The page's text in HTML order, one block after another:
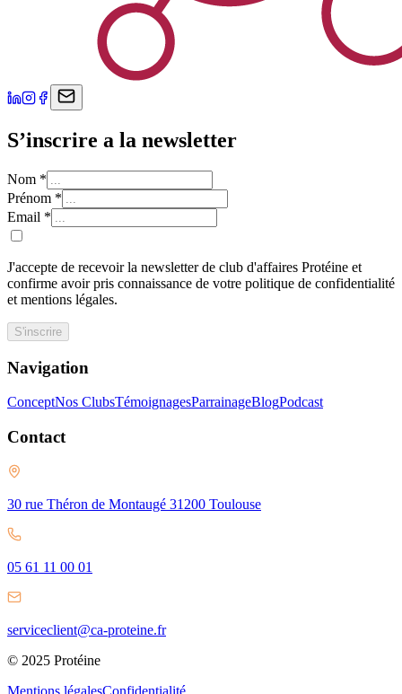
S’inscrire a la newsletter
Nom *
Prénom *
Email *
J'accepte de recevoir la newsletter de club d'affaires Protéine et
confirme avoir pris connaissance de votre politique de confidentialité
et mentions légales.
S'inscrire
Navigation
ConceptNos ClubsTémoignagesParrainageBlogPodcast
Contact
30 rue Théron de Montaugé 31200 Toulouse
05 61 11 00 01
serviceclient@ca-proteine.fr
© 2025 Protéine
Mentions légalesConfidentialité